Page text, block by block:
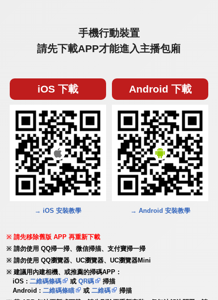
手機行動裝置
請先下載APP才能進入主播包廂
iOS 下載
→ iOS 安裝教學
Android 下載
→ Android 安裝教學
請先移除舊版 APP 再重新下載
請勿使用 QQ掃一掃、微信掃描、支付寶掃一掃
請勿使用 QQ瀏覽器、UC瀏覽器、UC瀏覽器Mini
建議用內建相機、或推薦的掃碼APP：
iOS :二維碼條碼 或QR碼
掃描
Android :二維碼條瞄 或二維碼
掃描